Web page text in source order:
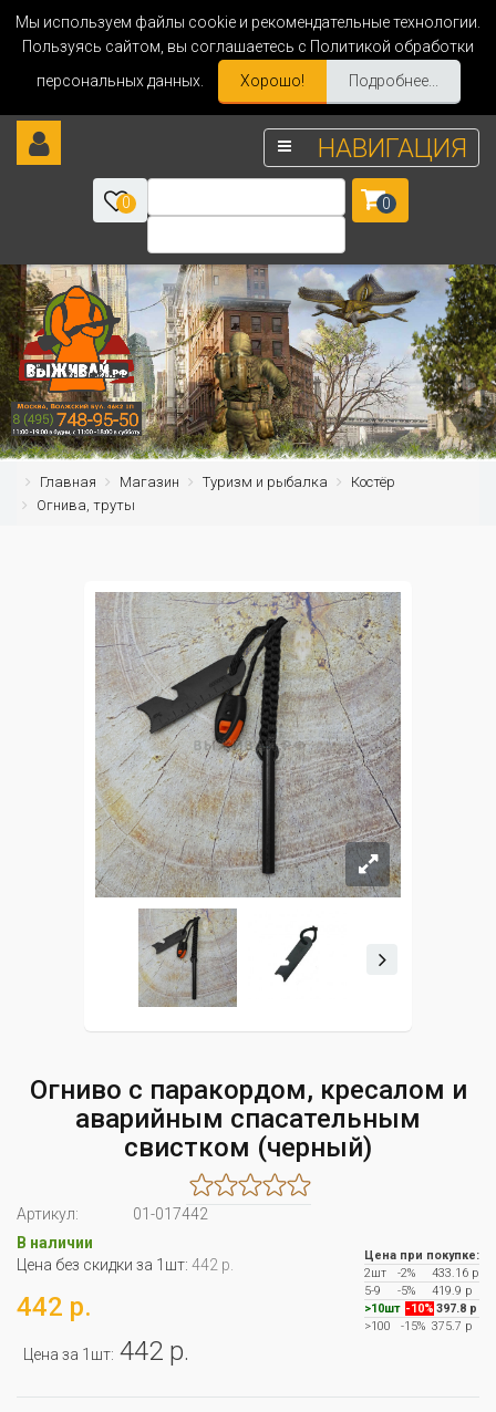
Мы используем файлы cookie и рекомендательные технологии.
Пользуясь сайтом, вы соглашаетесь с Политикой обработки
персональных данных.
Хорошо! Подробнее...
НАВИГАЦИЯ
0 0
Главная Магазин Туризм и рыбалка
Костёр
Огнива, труты
Огниво с паракордом, кресалом и
аварийным спасательным
свистком (черный)
Артикул:
01-017442
В наличии
Цена без скидки за 1шт: 442 р.
442 р.
Цена за 1шт: 442 р.
Цена при покупке:
2шт
-2%
433.16 р
5-9
-5%
419.9 р
>10шт -10% 397.8 р
>100
-15% 375.7 р